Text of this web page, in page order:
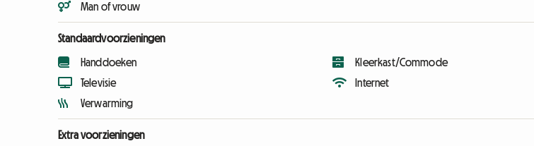
Man of vrouw
Standaardvoorzieningen
Handdoeken
Televisie
Verwarming
Kleerkast/Commode
Internet
Extra voorzieningen